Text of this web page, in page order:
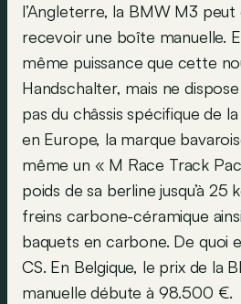
l’Angleterre, la BMW M3
recevoir une boîte manuelle.
même puissance que cette
Handschalter, mais ne
pas du châssis spécifique de
en Europe, la marque
même un « M Race Track
poids de sa berline jusqu’à 25
freins carbone-céramique
baquets en carbone. De quoi
CS. En Belgique, le prix de la
manuelle débute à 98.500 €.